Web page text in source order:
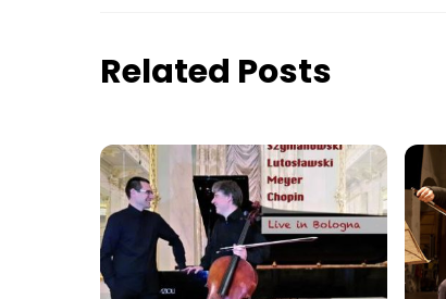
Related Posts